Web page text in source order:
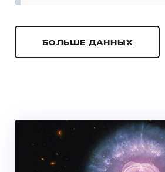
БОЛЬШЕ ДАННЫХ